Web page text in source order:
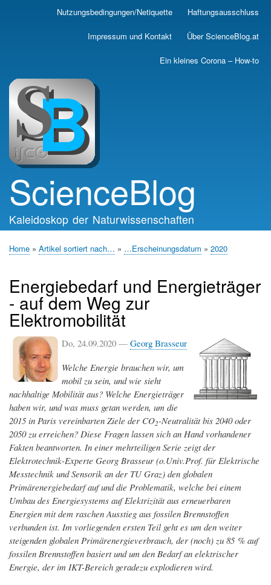
Skip
main
Nutzungsbedingungen/Netiquette Haftungsausschluss
Impressum und Kontakt Über ScienceBlog.at
Ein kleines Corona – How-to
ScienceBlog
Kaleidoskop der Naturwissenschaften
Home Artikel sortiert nach… …Erscheinungsdatum 2020
Energiebedarf und Energieträger
- auf dem Weg zur
Elektromobilität
Do, 24.09.2020 — Georg Brasseur
Welche Energie brauchen wir, um
mobil zu sein, und wie sieht
nachhaltige Mobilität aus? Welche Energieträger
haben wir, und was muss getan werden, um die
2015 in Paris vereinbarten Ziele der CO2-Neutralität bis 2040 oder
2050 zu erreichen? Diese Fragen lassen sich an Hand vorhandener
Fakten beantworten. In einer mehrteiligen Serie zeigt der
Elektrotechnik-Experte Georg Brasseur (o.Univ.Prof. für Elektrische
Messtechnik und Sensorik an der TU Graz) den globalen
Primärenergiebedarf auf und die Problematik, welche bei einem
Umbau des Energiesystems auf Elektrizität aus erneuerbaren
Energien mit dem raschen Ausstieg aus fossilen Brennstoffen
verbunden ist. Im vorliegenden ersten Teil geht es um den weiter
steigenden globalen Primärenergieverbrauch, der (noch) zu 85 % auf
fossilen Brennstoffen basiert und um den Bedarf an elektrischer
Energie, der im IKT-Bereich geradezu explodieren wird.